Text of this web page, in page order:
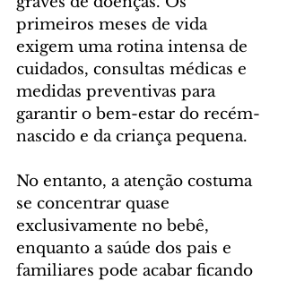
primeiros meses de vida
exigem uma rotina intensa de
cuidados, consultas médicas e
medidas preventivas para
garantir o bem-estar do recém-
nascido e da criança pequena.
No entanto, a atenção costuma
se concentrar quase
exclusivamente no bebê,
enquanto a saúde dos pais e
familiares pode acabar ficando